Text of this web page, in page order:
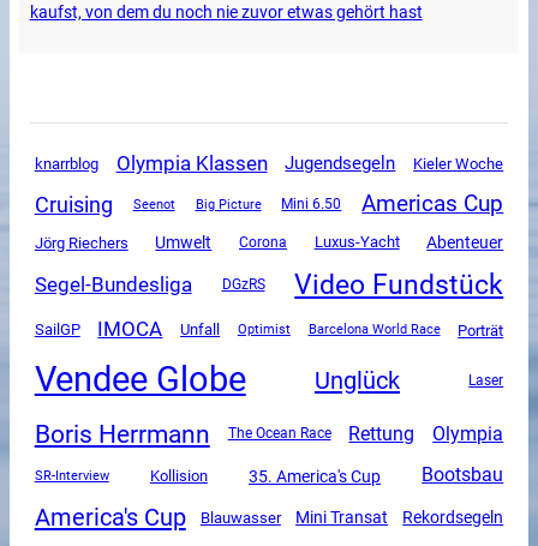
kaufst, von dem du noch nie zuvor etwas gehört hast
knarrblog Olympia Klassen Jugendsegeln Kieler Woche
Cruising Seenot Big Picture Mini 6.50 Americas Cup
Jörg Riechers Umwelt Corona Luxus-Yacht Abenteuer
Segel-Bundesliga DGzRS Video Fundstück
SailGP IMOCA Unfall Optimist Barcelona World Race Porträt
Vendee Globe Unglück Laser
Boris Herrmann The Ocean Race Rettung Olympia
SR-Interview Kollision 35. America's Cup Bootsbau
America's Cup Blauwasser Mini Transat Rekordsegeln